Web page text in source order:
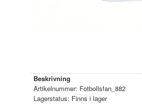
Beskrivning
Artikelnummer: Fotbollsfan_882
Lagerstatus: Finns i lager